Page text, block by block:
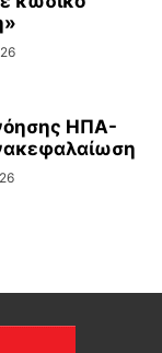
ΗΠΑ-